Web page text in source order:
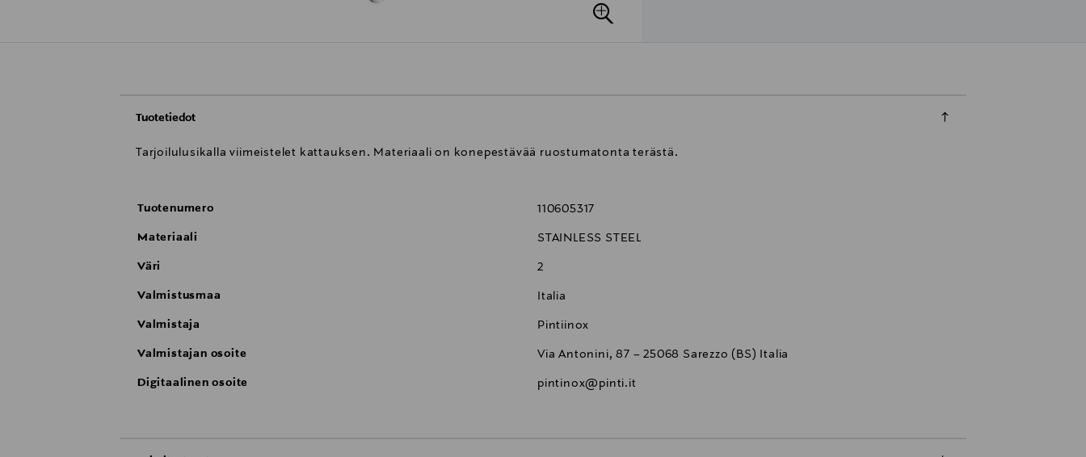
Tuotetiedot
Tarjoilulusikalla viimeistelet kattauksen. Materiaali on konepestävää ruostumatonta terästä.
Tuotenumero 110605317
Materiaali STAINLESS STEEL
Väri 2
Valmistusmaa Italia
Valmistaja Pintiinox
Valmistajan osoite Via Antonini, 87 – 25068 Sarezzo (BS) Italia
Digitaalinen osoite pintinox@pinti.it